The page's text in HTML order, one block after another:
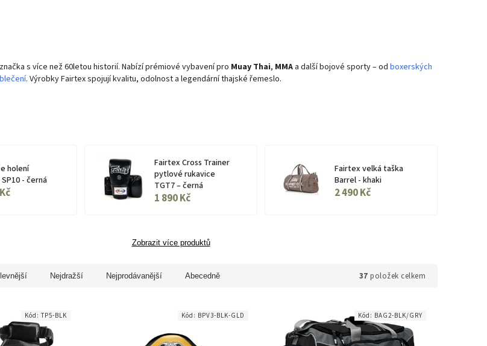
s více než 60letou historií. Nabízí prémiové vybavení pro Muay Thai, MMA a další bojové sporty – od boxerských
. Výrobky Fairtex spojují kvalitu, odolnost a legendární thajské řemeslo.
holení
- černá
Fairtex Cross Trainer
pytlové rukavice
TGT7 – černá
1 890 Kč
Fairtex velká taška
Barrel - khaki
2 490 Kč
Zobrazit více produktů
Nejdražší Nejprodávanější Abecedně 37 položek celkem
Kód:TP5-BLK Kód: BPV3-BLK-GLD Kód: BAG2-BLK/GRY